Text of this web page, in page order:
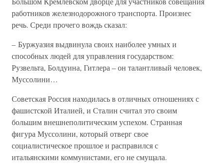
работников железнодорожного транспорта. Произнес
речь. Среди прочего вождь сказал:
– Буржуазия выдвинула своих наиболее умных и
способных людей для управления государством:
Рузвельта, Болдуина, Гитлера – он талантливый человек,
Муссолини…
Советская Россия находилась в отличных отношениях с
фашистской Италией, и Сталин считал это своим
большим внешнеполитическим успехом. Странная
фигура Муссолини, который отверг свое
социалистическое прошлое и расправился с
итальянскими коммунистами, его не смущала.